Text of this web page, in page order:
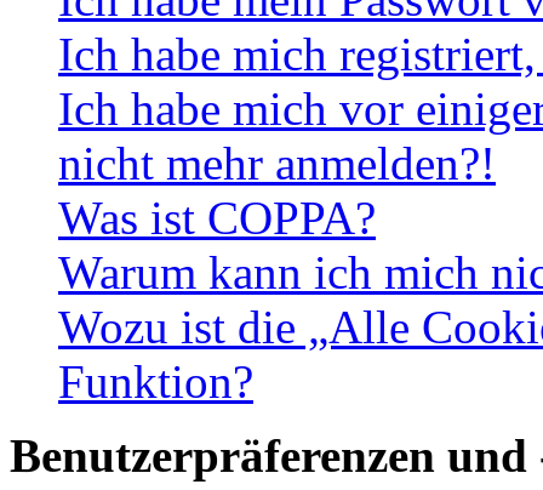
Ich habe mich
Ich habe mich vor
nicht mehr anmelden?!
Was ist COPPA?
Warum kann ich mich
Wozu ist die „Alle
Funktion?
Benutzerpräferenzen und